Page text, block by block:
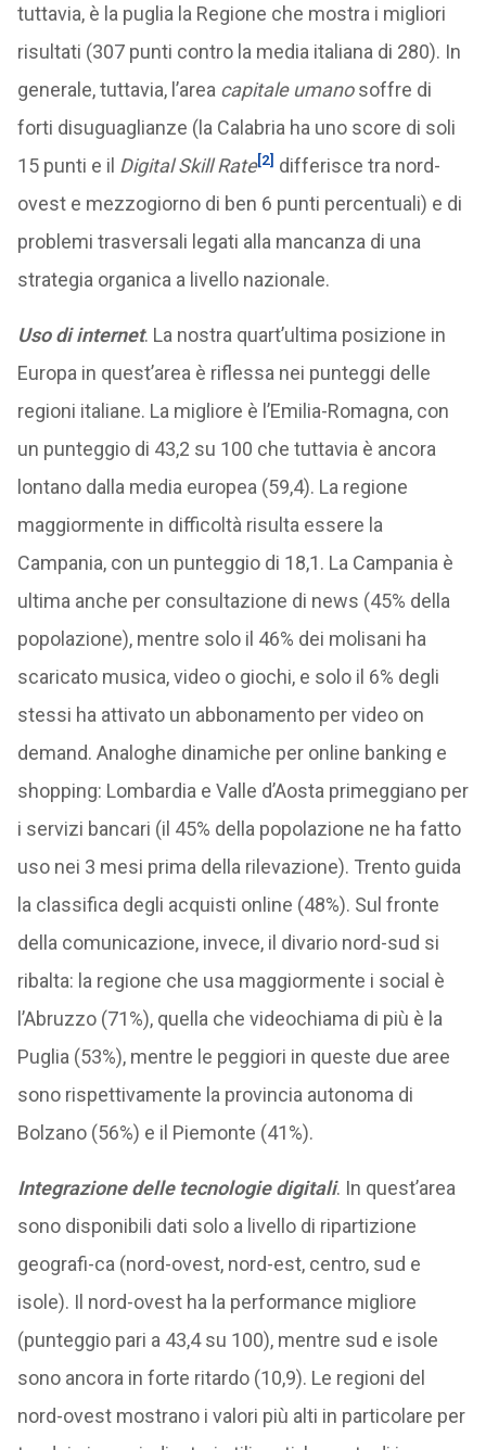
tuttavia, è la puglia la Regione che mostra i migliori
risultati (307 punti contro la media italiana di 280). In
generale, tuttavia, l’area capitale umanosoffre di
forti disuguaglianze (la Calabria ha uno score di soli
15 punti e il Digital Skill Rate[2] differisce tra nord-
ovest e mezzogiorno di ben 6 punti percentuali) e di
problemi trasversali legati alla mancanza di una
strategia organica a livello nazionale.
Uso di internet. La nostra quart’ultima posizione in
Europa in quest’area è riflessa nei punteggi delle
regioni italiane. La migliore è l’Emilia-Romagna, con
un punteggio di 43,2 su 100 che tuttavia è ancora
lontano dalla media europea (59,4). La regione
maggiormente in difficoltà risulta essere la
Campania, con un punteggio di 18,1. La Campania è
ultima anche per consultazione di news (45% della
popolazione), mentre solo il 46% dei molisani ha
scaricato musica, video o giochi, e solo il 6% degli
stessi ha attivato un abbonamento per video on
demand. Analoghe dinamiche per online banking e
shopping: Lombardia e Valle d’Aosta primeggiano per
i servizi bancari (il 45% della popolazione ne ha fatto
uso nei 3 mesi prima della rilevazione). Trento guida
la classifica degli acquisti online (48%). Sul fronte
della comunicazione, invece, il divario nord-sud si
ribalta: la regione che usa maggiormente i social è
l’Abruzzo (71%), quella che videochiama di più è la
Puglia (53%), mentre le peggiori in queste due aree
sono rispettivamente la provincia autonoma di
Bolzano (56%) e il Piemonte (41%).
Integrazione delle tecnologie digitali. In quest’area
sono disponibili dati solo a livello di ripartizione
geografi-ca (nord-ovest, nord-est, centro, sud e
isole). Il nord-ovest ha la performance migliore
(punteggio pari a 43,4 su 100), mentre sud e isole
sono ancora in forte ritardo (10,9). Le regioni del
nord-ovest mostrano i valori più alti in particolare per